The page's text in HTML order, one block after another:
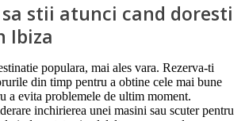
stii atunci cand doresti
Ibiza
populara, mai ales vara. Rezerva-ti
din timp pentru a obtine cele mai bune
a evita problemele de ultim moment.
inchirierea unei masini sau scuter pentru